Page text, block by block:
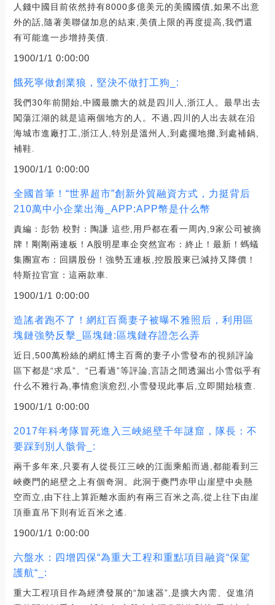
人錢中國目前依然持有8000多億美元的美國國債,如果不出意
外的話,隨著美聯儲加息的結束,美債上限的再度提高,我們還
有可能進一步增持美債.
1900/1/1 0:00:00
餓死寧做創業狼，堅決不做打工狗_:
我們30年前開始,中國最膽大的就是四川人,浙江人。最早出去
闖蕩江湖的就是這兩個地方的人。不過,四川的人出去就在沿
海城市進廠打工,浙江人,特別是溫州人,到處擺地攤,到處補鍋,
補鞋.
1900/1/1 0:00:00
全國首筆！“世界超市”創新外貿融資方式，力挺背后
210萬中小企業出海_APP:APP幣是什么幣
責編：彭勃 校對：陶謙 這些,用戶都在看一周內,9家公司被摘
牌！剛剛兩連板！A股明星車企突然宣布：終止！最新！螞蟻
集團宣布：回購股份！強勢五連板,控股股東已減持又降價！
特斯拉官宣：這兩款車.
1900/1/1 0:00:00
造謠者跑不了！網紅百喬妻子被曝不雅照后，利用區
塊鏈強勢反擊_區塊鏈:區塊鏈存證怎么弄
近日,500萬粉絲的網紅博主百喬的妻子小雪發布的視頻評論
區下都是“求瓜”、“已看過”等評論,言語之間透漏出小雪似乎有
什么不雅行為,事情愈演愈烈,小雪發現此事后,立即開始核查.
1900/1/1 0:00:00
2017年科考隊冒死進入三峽絕壁千年謎窟，隊長：不
要踩到別人骸骨_:
兩千多年來,只要有人從長江三峽的江面乘船而過,都能看到三
峽夔門的絕壁之上有個奇洞。此洞于夔門赤甲山崖壁中央懸
空而立,由下往上算距離水面約有兩三百米之高,從上往下由崖
頂垂直吊下則有近百米之遙.
1900/1/1 0:00:00
六盤水：四增四保“為重大工程和重點項目融資“保駕
護航“_:
重大工程項目作為經濟發展的“加速器”,是擴大內需、促進消